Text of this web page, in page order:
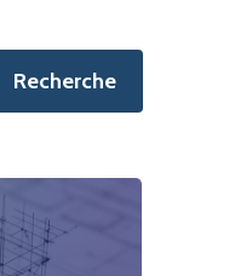
Recherche